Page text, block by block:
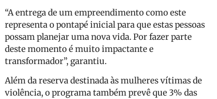
“A entrega de um empreendimento como este
representa o pontapé inicial para que estas pessoas
possam planejar uma nova vida. Por fazer parte
deste momento é muito impactante e
transformador”, garantiu.
Além da reserva destinada às mulheres vítimas de
violência, o programa também prevê que 3% das